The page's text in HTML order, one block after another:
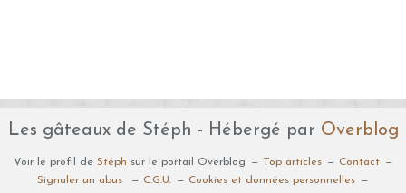
Les gâteaux de Stéph - Hébergé par Overblog
Voir le profil de Stéph sur le portail Overblog Top articles
Contact
Signaler un abus
C.G.U. Cookies et données personnelles